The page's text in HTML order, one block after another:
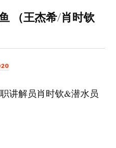
（王杰希/肖时钦
讲解员肖时钦&潜水员